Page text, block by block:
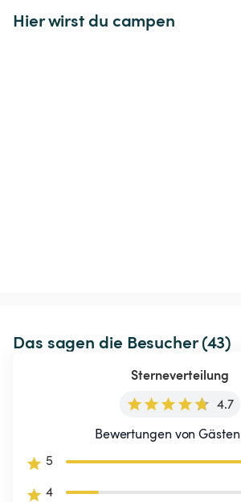
Hier wirst du campen
Das sagen die Besucher (43)
Sterneverteilung
4.7
Bewertungen von
5
4